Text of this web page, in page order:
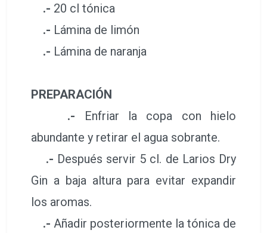
.- 20 cl tónica
.- Lámina de limón
.- Lámina de naranja
PREPARACIÓN
.- Enfriar la copa con hielo
abundante y retirar el agua sobrante.
.- Después servir 5 cl. de Larios Dry
Gin a baja altura para evitar expandir
los aromas.
.- Añadir posteriormente la tónica de